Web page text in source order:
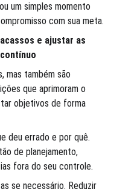
um simples momento
com sua meta.
e ajustar as
mas também são
que aprimoram o
objetivos de forma
deu errado e por quê.
de planejamento,
fora do seu controle.
se necessário. Reduzir